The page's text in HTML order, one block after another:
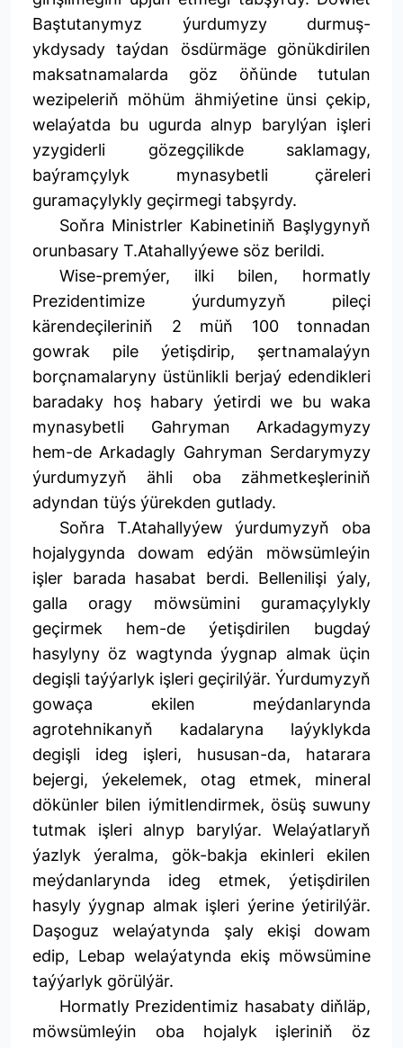
Baştutanymyz ýurdumyzy durmuş-
ykdysady taýdan ösdürmäge gönükdirilen
maksatnamalarda göz öňünde tutulan
wezipeleriň möhüm ähmiýetine ünsi çekip,
welaýatda bu ugurda alnyp barylýan işleri
yzygiderli gözegçilikde saklamagy,
baýramçylyk mynasybetli çäreleri
guramaçylykly geçirmegi tabşyrdy.
Soňra Ministrler Kabinetiniň Başlygynyň
orunbasary T.Atahallyýewe söz berildi.
Wise-premýer, ilki bilen, hormatly
Prezidentimize ýurdumyzyň pileçi
kärendeçileriniň 2 müň 100 tonnadan
gowrak pile ýetişdirip, şertnamalaýyn
borçnamalaryny üstünlikli berjaý edendikleri
baradaky hoş habary ýetirdi we bu waka
mynasybetli Gahryman Arkadagymyzy
hem-de Arkadagly Gahryman Serdarymyzy
ýurdumyzyň ähli oba zähmetkeşleriniň
adyndan tüýs ýürekden gutlady.
Soňra T.Atahallyýew ýurdumyzyň oba
hojalygynda dowam edýän möwsümleýin
işler barada hasabat berdi. Bellenilişi ýaly,
galla oragy möwsümini guramaçylykly
geçirmek hem-de ýetişdirilen bugdaý
hasylyny öz wagtynda ýygnap almak üçin
degişli taýýarlyk işleri geçirilýär. Ýurdumyzyň
gowaça ekilen meýdanlarynda
agrotehnikanyň kadalaryna laýyklykda
degişli ideg işleri, hususan-da, hatarara
bejergi, ýekelemek, otag etmek, mineral
dökünler bilen iýmitlendirmek, ösüş suwuny
tutmak işleri alnyp barylýar. Welaýatlaryň
ýazlyk ýeralma, gök-bakja ekinleri ekilen
meýdanlarynda ideg etmek, ýetişdirilen
hasyly ýygnap almak işleri ýerine ýetirilýär.
Daşoguz welaýatynda şaly ekişi dowam
edip, Lebap welaýatynda ekiş möwsümine
taýýarlyk görülýär.
Hormatly Prezidentimiz hasabaty diňläp,
möwsümleýin oba hojalyk işleriniň öz